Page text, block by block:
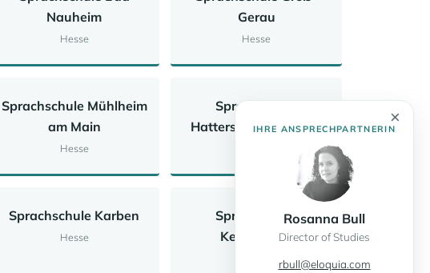
Nauheim
Hesse
Gerau
Hesse
Sprachschule Mühlheim
am Main
Hesse
Sprachschule
Hattersheim am Main
Sprachschule Karben
Hesse
Sprachschule
Kelsterbach
×
IHRE ANSPRECHPARTNERIN
Rosanna Bull
Director of Studies
rbull@eloquia.com